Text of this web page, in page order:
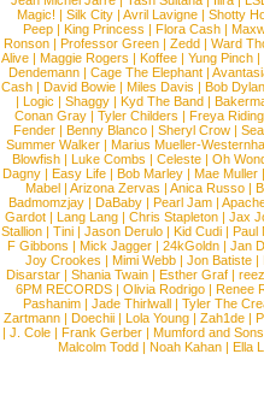
Magic! | Silk City | Avril Lavigne | Shotty
Peep |King Princess |Flora Cash |
Ronson |Professor Green |Zedd |Ward
Alive |Maggie Rogers |Koffee |Yung Pinch |
Dendemann |Cage The Elephant |
Cash | David Bowie | Miles Davis | Bob Dylan
|Logic |Shaggy |Kyd The Band |
Conan Gray |Tyler Childers |Freya
Fender |Benny Blanco |Sheryl Crow |
Summer Walker |Marius Mueller-
Blowfish | Luke Combs | Celeste | Oh
Dagny |Easy Life |Bob Marley |Mae Muller
Mabel |Arizona Zervas |Anica Russo |
Badmomzjay |DaBaby |Pearl Jam |
Gardot | Lang Lang | Chris Stapleton | Jax
Stallion |Tini |Jason Derulo |Kid Cudi |Paul
F Gibbons | Mick Jagger | 24kGoldn | Jan
Joy Crookes | Mimi Webb | Jon Batiste |
Disarstar | Shania Twain | Esther Graf |
6PM RECORDS | Olivia Rodrigo | Renee
Pashanim |Jade Thirlwall |Tyler The
Zartmann | Doechii | Lola Young | Zah1de |
| J. Cole | Frank Gerber | Mumford and Sons
Malcolm Todd | Noah Kahan | Ella